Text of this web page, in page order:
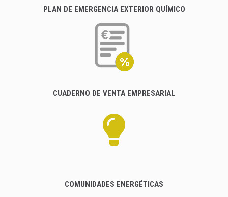
PLAN DE EMERGENCIA EXTERIOR QUÍMICO
CUADERNO DE VENTA EMPRESARIAL
COMUNIDADES ENERGÉTICAS